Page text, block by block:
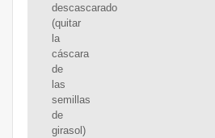
descascarado
(quitar
la
cáscara
de
las
semillas
de
girasol)